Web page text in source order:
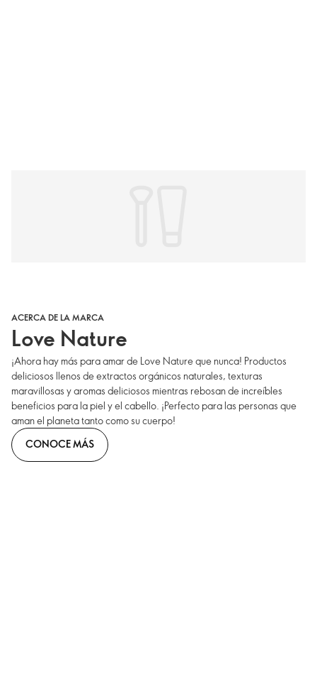
ACERCA DE LA MARCA
Love Nature
¡Ahora hay más para amar de Love Nature que nunca! Productos
deliciosos llenos de extractos orgánicos naturales, texturas
maravillosas y aromas deliciosos mientras rebosan de increíbles
beneficios para la piel y el cabello. ¡Perfecto para las personas que
aman el planeta tanto como su cuerpo!
CONOCE MÁS